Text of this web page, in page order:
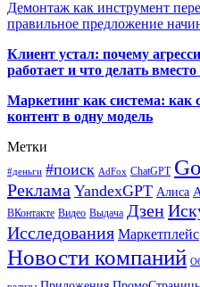
Демонтаж как инструмент
правильное предложение
Клиент устал: почему
работает и что делать вместо
Маркетинг как система: как
контент в одну модель
Метки
#деньги #поиск AdFox ChatGPT
Реклама YandexGPT Алиса
ВКонтакте Видео Выдача Дзен
Исследования Маркетплейс
Новости компаний